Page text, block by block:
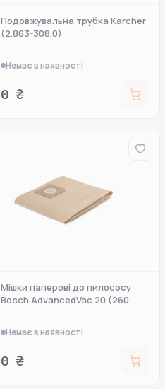
Подовжувальна трубка Karcher
(2.863-308.0)
Немає в наявності
0 ₴
Мішки паперові до пилососу
Bosch AdvancedVac 20 (260
Немає в наявності
0 ₴